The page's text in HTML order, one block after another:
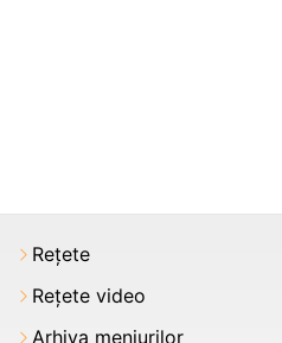
Rețete
Rețete video
Arhiva meniurilor